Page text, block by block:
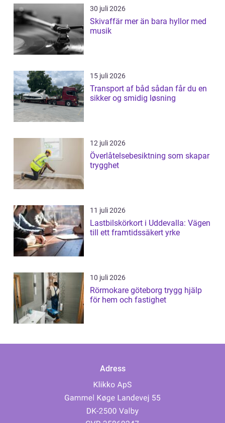
30 juli 2026
Skivaffär mer än bara hyllor med
musik
15 juli 2026
Transport af båd sådan får du en
sikker og smidig løsning
12 juli 2026
Överlåtelsebesiktning som skapar
trygghet
11 juli 2026
Lastbilskörkort i Uddevalla: Vägen
till ett framtidssäkert yrke
10 juli 2026
Rörmokare göteborg trygg hjälp
för hem och fastighet
Adress